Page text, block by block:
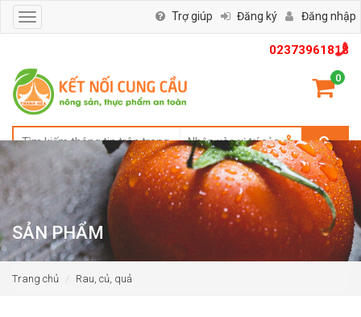
02373961818
0
Toggle
navigation
Trợ giúp Đăng ký Đăng nhập
SẢN PHẨM
Trang chủ Rau, củ, quả